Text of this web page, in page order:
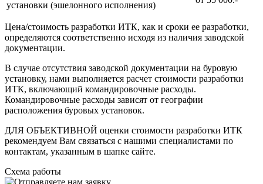
установки (эшелонного исполнения)
Цена/стоимость разработки ИТК, как и сроки ее разработки,
определяются соответственно исходя из наличия заводской
документации.
В случае отсутствия заводской документации на буровую
установку, нами выполняется расчет стоимости разработки
ИТК, включающий командировочные расходы.
Командировочные расходы зависят от географии
расположения буровых установок.
ДЛЯ ОБЪЕКТИВНОЙ оценки стоимости разработки ИТК
рекомендуем Вам связаться с нашими специалистами по
контактам, указанным в шапке сайте.
Схема работы